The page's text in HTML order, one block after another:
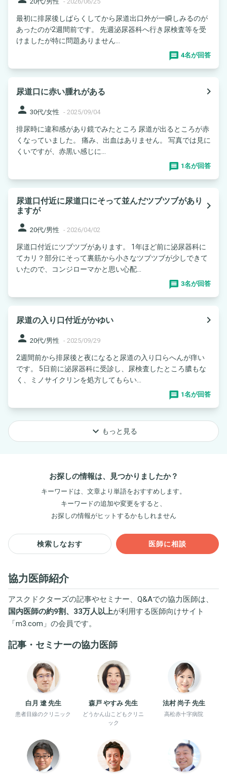
最初に排尿後しばらくしてから尿道出口外が一瞬しみるのが
あったのが2週間前です。 先週泌尿器科へ行き尿検査等を受
けましたが特に問題ありません...
4名が回答
尿道口に赤い腫れがある
navigate_next
person 30代/女性 - 2025/09/04
排尿時に違和感があり鏡でみたところ 尿道が出るところが赤
くなっていました。 痛み、出血はありません。 写真では見に
くいですが、赤黒い感じに...
1名が回答
尿道口付近に尿道口にそって並んだツブツブがあり
ますが
navigate_next
person 20代/男性 - 2026/04/02
尿道口付近にツブツブがあります。 1年ほど前に泌尿器科に
てカリ？部分にそって裏筋から小さなツブツブが少しできて
いたので、コンジローマかと思い心配...
3名が回答
尿道の入り口付近がかゆい
navigate_next
person 20代/男性 - 2025/09/29
2週間前から排尿後と夜になると尿道の入り口らへんが痒い
です。 5日前に泌尿器科に受診し、尿検査したところ膿もな
く、ミノサイクリンを処方してもらい...
1名が回答
keyboard_arrow_down もっと見る
お探しの情報は、見つかりましたか？
キーワードは、文章より単語をおすすめします。
キーワードの追加や変更をすると、
お探しの情報がヒットするかもしれません
検索しなおす 医師に相談
協力医師紹介
アスクドクターズの記事やセミナー、Q&Aでの協力医師は、
国内医師の約9割、33万人以上が利用する医師向けサイト
「m3.com 」の会員です。
記事・セミナーの協力医師
白月 遼 先生
患者目線のクリニック
森戸 やすみ 先生
どうかん山こどもクリニ
ック
法村 尚子 先生
高松赤十字病院